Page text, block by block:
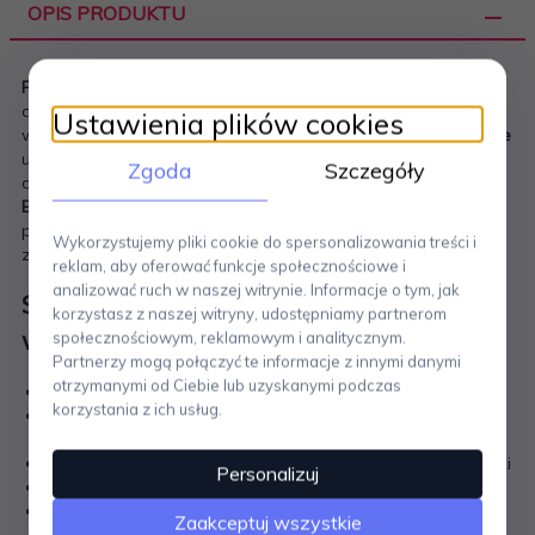
OPIS PRODUKTU
Funkcjonalna obieraczka do owoców i warzyw Global
dorównuje znakomitym nożom tej marki zarówno pod
względem ostrości, jak i eleganckiego designu.Gładkie ostrze
umożliwia równe i wyjątkowo cienkie ścinanie skórki, dzięki
czemu produkty zachowują więcej wartości odżywczych.
Ergonomiczna rękojeśćminimalizuje zmęczenie dłoni
podczas dłuższej pracy, a idealne wyważenie narzędzia
zapewnia skuteczność i pełną kontrolę nad obieraniem.
Specyfikacja: Obieraczka do owoców i
warzyw Global
Długość ostrza: 5 cm
Materiał: najwyższej jakości stal nierdzewna, satynowe
Ostrze: gładkie, do precyzyjnego i cienkiego ścinania skórki
Ergonomiczna, wygodna rękojeść
Wyważona konstrukcja zapewniająca pełną kontrolę
Ustawienia plików cookies
Zgoda Szczegóły
Wykorzystujemy pliki cookie do spersonalizowania treści i
reklam, aby oferować funkcje społecznościowe i
analizować ruch w naszej witrynie. Informacje o tym, jak
korzystasz z naszej witryny, udostępniamy partnerom
społecznościowym, reklamowym i analitycznym.
Partnerzy mogą połączyć te informacje z innymi danymi
otrzymanymi od Ciebie lub uzyskanymi podczas
korzystania z ich usług.
Personalizuj
Zaakceptuj wszystkie